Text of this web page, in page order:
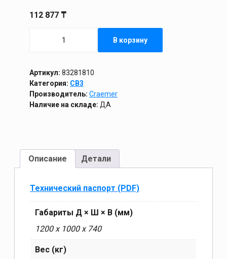
112 877 ₸
поддон
(светло-
серый)
В корзину
Артикул: 83281810
Категория: CB3
Производитель: Craemer
Наличие на складе: ДА
Описание Детали
Технический паспорт (PDF)
Габариты Д × Ш × В (мм)
1200 х 1000 х 740
Вес (кг)